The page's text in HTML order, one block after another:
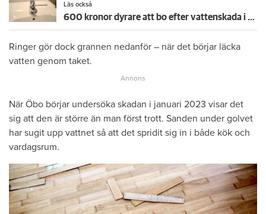
Läs också
600 kronor dyrare att bo efter vattenskada i Varberg
Ringer gör dock grannen nedanför – när det börjar läcka
vatten genom taket.
När Öbo börjar undersöka skadan i januari 2023 visar det
sig att den är större än man först trott. Sanden under golvet
har sugit upp vattnet så att det spridit sig in i både kök och
vardagsrum.